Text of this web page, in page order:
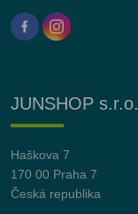
JUNSHOP s.r.o.
Haškova 7
170 00 Praha 7
Česká republika